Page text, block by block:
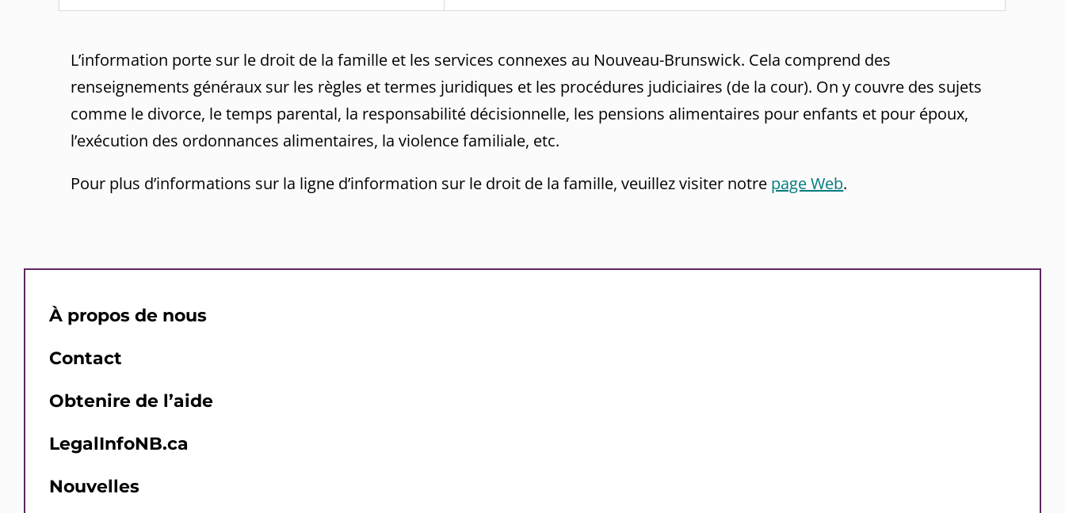
L’information porte sur le droit de la famille et les services connexes au Nouveau-Brunswick. Cela comprend des
renseignements généraux sur les règles et termes juridiques et les procédures judiciaires (de la cour). On y couvre des sujets
comme le divorce, le temps parental, la responsabilité décisionnelle, les pensions alimentaires pour enfants et pour époux,
l’exécution des ordonnances alimentaires, la violence familiale, etc.
Pour plus d’informations sur la ligne d’information sur le droit de la famille, veuillez visiter notre page Web.
À propos de nous
Contact
Obtenire de l’aide
LegalInfoNB.ca
Nouvelles